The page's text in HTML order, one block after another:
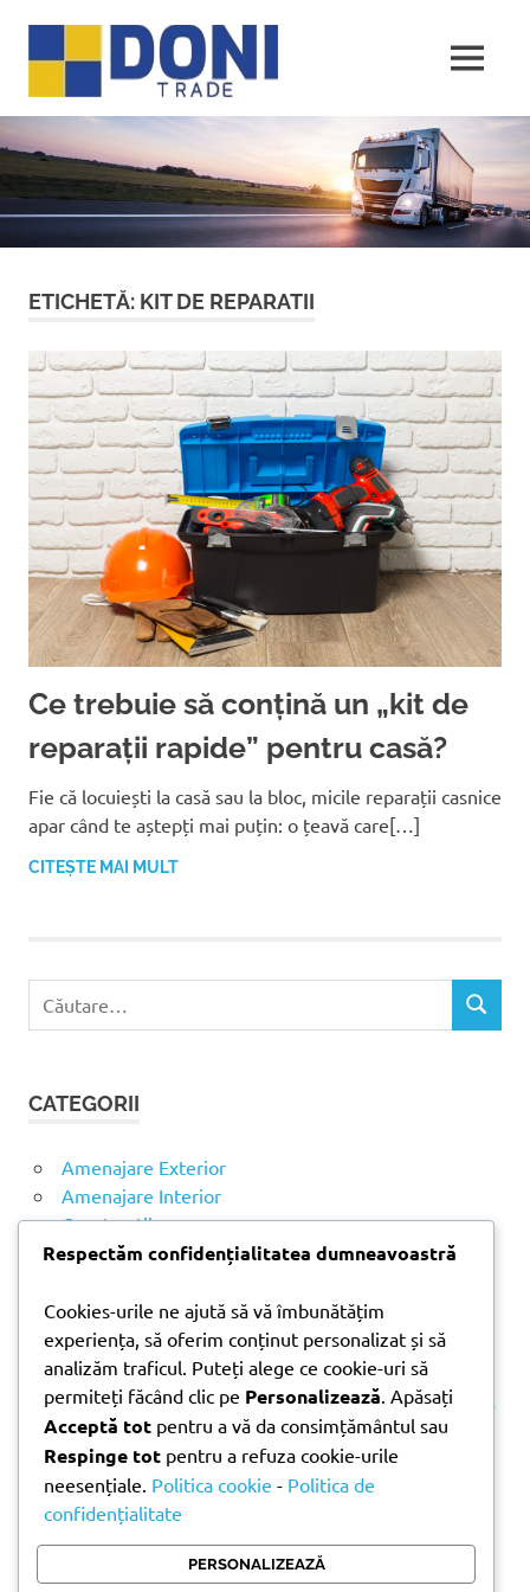
conținut
MENU
ETICHETĂ: KIT DE REPARATII
Ce trebuie să conțină un „kit de
reparații rapide” pentru casă?
Fie că locuiești la casă sau la bloc, micile reparații casnice
apar când te aștepți mai puțin: o țeavă care[…]
CITEȘTE MAI MULT
ă
u
p
ă
C
CATEGORII
Amenajare Exterior
Amenajare Interior
Construcții
Noutăți
ARTICOLE RECENTE
Parchet laminat sau SPC? Diferențele care contează
Materiale pentru zidărie – avantajele fiecărei soluții
și când se folosesc
Ghid practic pentru alegerea vopselei lavabile
pentru fiecare încăpere
Produse indispensabile pentru lucrările de
întreținere din timpul verii
Respectăm confidențialitatea dumneavoastră
Cookies-urile ne ajută să vă îmbunătățim
experiența, să oferim conținut personalizat și să
analizăm traficul. Puteți alege ce cookie-uri să
permiteți făcând clic pe Personalizează . Apăsați
Acceptă tot pentru a vă da consimțământul sau
Respinge tot pentru a refuza cookie-urile
neesențiale. Politica cookie - Politica de
confidențialitate
PERSONALIZEAZĂ